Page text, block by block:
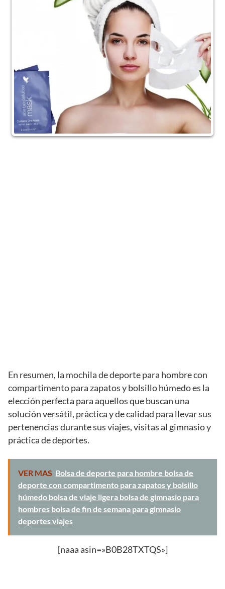
En resumen, la mochila de deporte para hombre con
compartimento para zapatos y bolsillo húmedo es la
elección perfecta para aquellos que buscan una
solución versátil, práctica y de calidad para llevar sus
pertenencias durante sus viajes, visitas al gimnasio y
práctica de deportes.
VER MAS Bolsa de deporte para hombre bolsa de
deporte con compartimento para zapatos y bolsillo
húmedo bolsa de viaje ligera bolsa de gimnasio para
hombres bolsa de fin de semana para gimnasio
deportes viajes
[naaa asin=»B0B28TXTQS»]